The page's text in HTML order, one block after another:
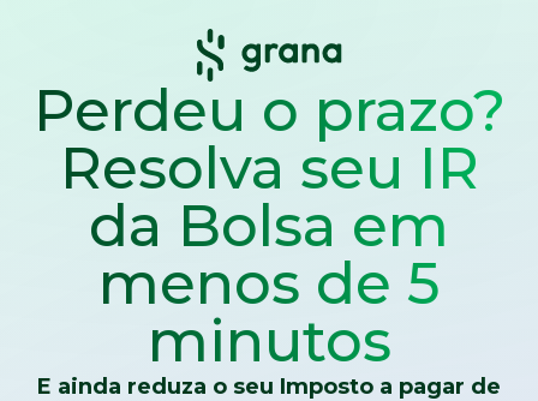
Perdeu o prazo?
Resolva seu IR
da Bolsa em
menos de 5
minutos
E ainda reduza o seu Imposto a pagar de